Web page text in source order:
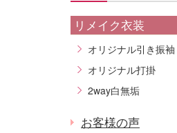
リメイク衣装
オリジナル引き振袖
オリジナル打掛
2way白無垢
お客様の声